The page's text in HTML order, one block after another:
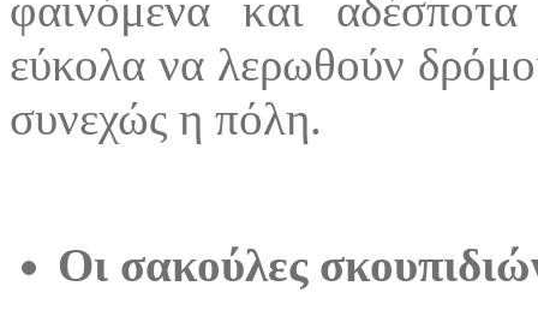
εύκολα να λερωθούν
συνεχώς η πόλη.
Οι σακούλες